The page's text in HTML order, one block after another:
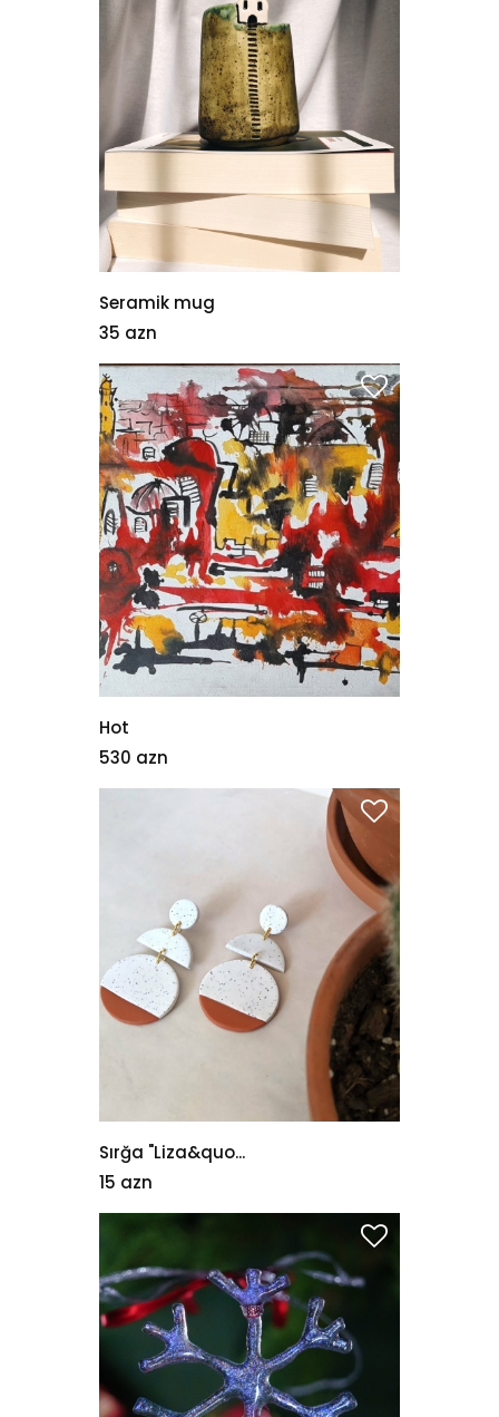
Seramik mug
35 azn
Hot
530 azn
Sırğa "Liza&quo...
15 azn